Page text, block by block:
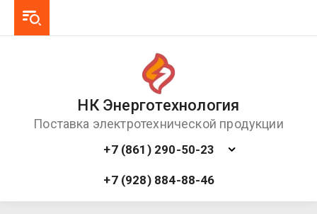
НК Энерготехнология
Поставка электротехнической продукции
+7 (861) 290-50-23
+7 (928) 884-88-46